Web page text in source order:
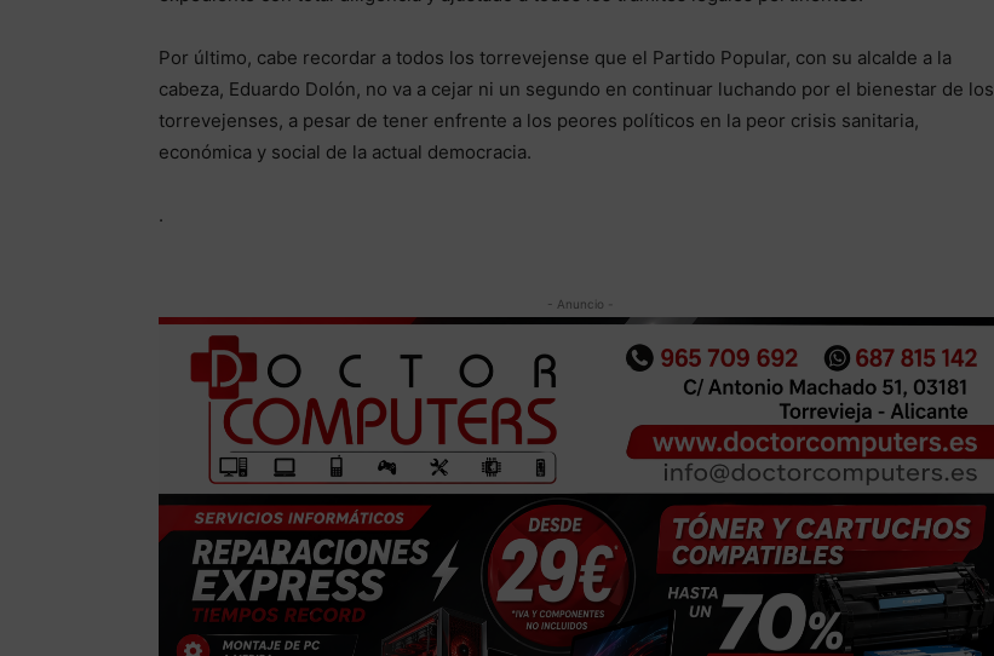
Por último, cabe recordar a todos los torrevejense que el Partido Popular, con su alcalde a la
cabeza, Eduardo Dolón, no va a cejar ni un segundo en continuar luchando por el bienestar de los
torrevejenses, a pesar de tener enfrente a los peores políticos en la peor crisis sanitaria,
económica y social de la actual democracia.
.
- Anuncio -